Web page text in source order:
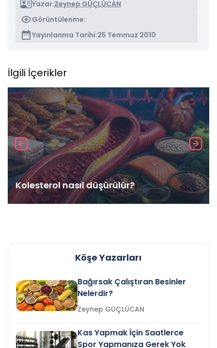
Yazar:Zeynep GÜÇLÜCAN
Görüntülenme:
Yayınlanma Tarihi:25 Temmuz 2010
İlgili İçerikler
Kolesterol nasıl düşürülür?
Köşe Yazarları
Bağırsak Çalıştıran Besinler
Nelerdir?
Zeynep GÜÇLÜCAN
Kas Yapmak İçin Saatlerce
Spor Yapmanıza Gerek Yok